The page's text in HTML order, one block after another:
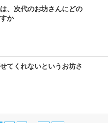
、次代のお坊さんにどの
か
てくれないというお坊さ